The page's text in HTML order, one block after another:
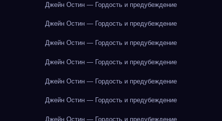
Джейн Остин — Гордость и предубеждение
Джейн Остин — Гордость и предубеждение
Джейн Остин — Гордость и предубеждение
Джейн Остин — Гордость и предубеждение
Джейн Остин — Гордость и предубеждение
Джейн Остин — Гордость и предубеждение
Джейн Остин — Гордость и предубеждение